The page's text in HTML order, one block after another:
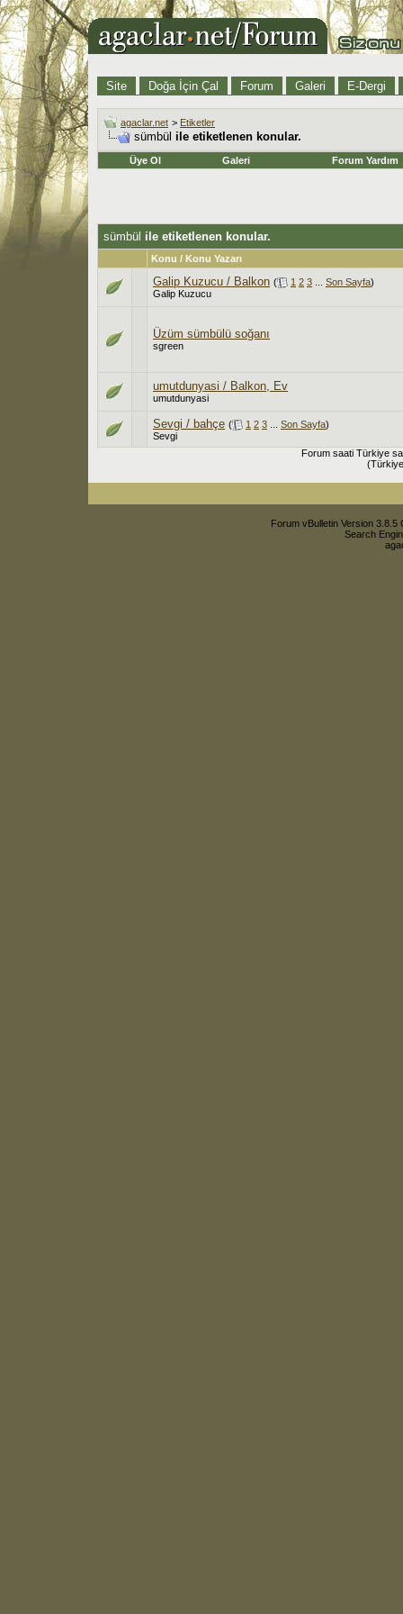
Site Doğa İçin Çal Forum Galeri E-Dergi
agaclar.net > Etiketler
sümbül ile etiketlenen konular.
Üye Ol Galeri Forum Yardım
sümbül ile etiketlenen konular.
Konu / Konu Yazarı
Galip Kuzucu / Balkon ( 1 2 3 Son Sayfa)
Galip Kuzucu
Üzüm sümbülü soğanı
sgreen
umutdunyasi / Balkon, Ev
umutdunyasi
Sevgi / bahçe ( 1 2 3 Son Sayfa)
Sevgi
Forum saati Türkiye
Forum vBulletin Version
Search